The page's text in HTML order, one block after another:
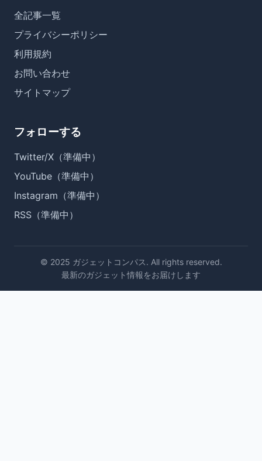
全記事一覧
プライバシーポリシー
利用規約
お問い合わせ
サイトマップ
フォローする
Twitter/X（準備中）
YouTube（準備中）
Instagram（準備中）
RSS（準備中）
© 2025 ガジェットコンパス. All rights reserved.
最新のガジェット情報をお届けします